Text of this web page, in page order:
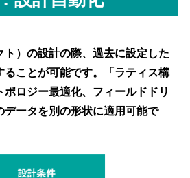
ト）の設計の際、過去に設定した
ることが可能です。「ラティス構
ロジー最適化、フィールドドリ
データを別の形状に適用可能で